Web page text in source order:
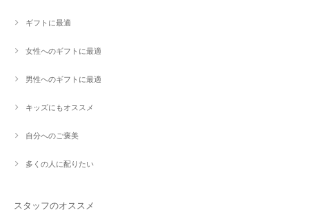
ギフトに最適
女性へのギフトに最適
男性へのギフトに最適
キッズにもオススメ
自分へのご褒美
多くの人に配りたい
スタッフのオススメ